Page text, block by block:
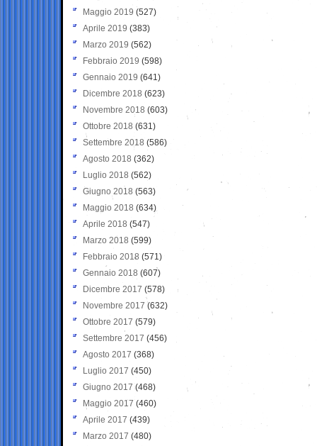
Maggio 2019 (527)
Aprile 2019 (383)
Marzo 2019 (562)
Febbraio 2019 (598)
Gennaio 2019 (641)
Dicembre 2018 (623)
Novembre 2018 (603)
Ottobre 2018 (631)
Settembre 2018 (586)
Agosto 2018 (362)
Luglio 2018 (562)
Giugno 2018 (563)
Maggio 2018 (634)
Aprile 2018 (547)
Marzo 2018 (599)
Febbraio 2018 (571)
Gennaio 2018 (607)
Dicembre 2017 (578)
Novembre 2017 (632)
Ottobre 2017 (579)
Settembre 2017 (456)
Agosto 2017 (368)
Luglio 2017 (450)
Giugno 2017 (468)
Maggio 2017 (460)
Aprile 2017 (439)
Marzo 2017 (480)